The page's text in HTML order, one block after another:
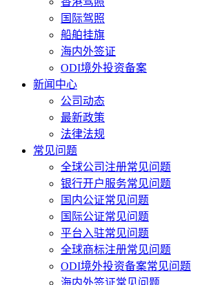
国际驾照
船舶挂旗
海内外签证
ODI境外投资备案
新闻中心
公司动态
最新政策
法律法规
常见问题
全球公司注册常见问题
银行开户服务常见问题
国内公证常见问题
国际公证常见问题
平台入驻常见问题
全球商标注册常见问题
ODI境外投资备案常见问题
海内外签证常见问题